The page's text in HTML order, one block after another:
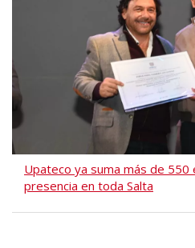
Upateco ya suma más de
presencia en toda Salta